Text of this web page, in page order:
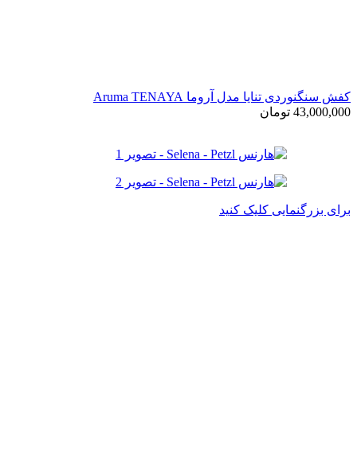
کفش سنگنوردی تنایا مدل آروما Aruma TENAYA
43,000,000 تومان
برای بزرگنمایی کلیک کنید